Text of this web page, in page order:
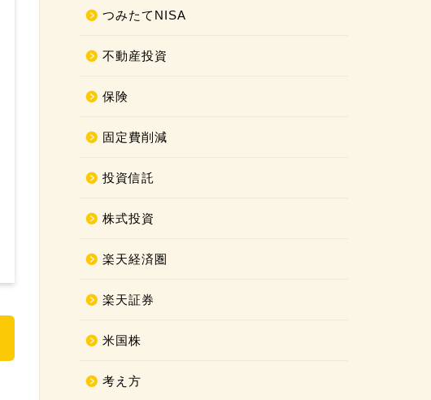
つみたてNISA
不動産投資
保険
固定費削減
投資信託
株式投資
楽天経済圏
楽天証券
米国株
考え方